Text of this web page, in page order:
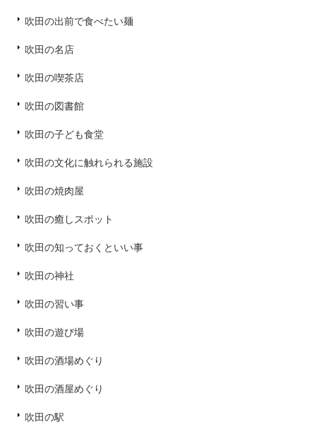
吹田の出前で食べたい麺
吹田の名店
吹田の喫茶店
吹田の図書館
吹田の子ども食堂
吹田の文化に触れられる施設
吹田の焼肉屋
吹田の癒しスポット
吹田の知っておくといい事
吹田の神社
吹田の習い事
吹田の遊び場
吹田の酒場めぐり
吹田の酒屋めぐり
吹田の駅